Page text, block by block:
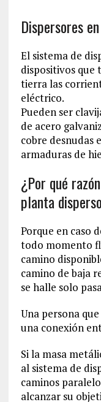
Dispersores
El sistema de
dispositivos que
tierra las
eléctrico.
Pueden ser
de acero
cobre desnudas
armaduras de
¿Por qué
planta
Porque en caso
todo momento
camino
camino de baja
se halle solo
Una persona
una conexión
Si la masa
al sistema de
caminos
alcanzar su